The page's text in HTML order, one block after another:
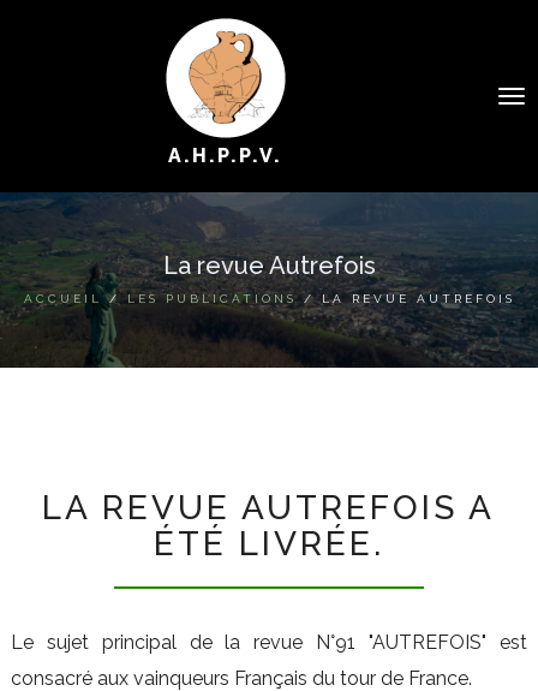
A.H.P.P.V.
QUI SOMMES NOUS ?
LES PERSONNES
LES PUBLICATIONS
La revue Autrefois
ACCUEIL / LES PUBLICATIONS/ LA REVUE AUTREFOIS
LA REVUE AUTREFOIS A
ÉTÉ LIVRÉE.
Le sujet principal de la revue N°91 "AUTREFOIS" est
consacré aux vainqueurs Français du tour de France.